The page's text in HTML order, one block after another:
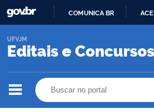
O
COMUNICA BR
Editais e Concursos
UFVJM